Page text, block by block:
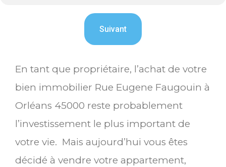
En tant que propriétaire, l’achat de votre
bien immobilier Rue Eugene Faugouin à
Orléans 45000 reste probablement
l’investissement le plus important de
votre vie. Mais aujourd’hui vous êtes
décidé à vendre votre appartement,